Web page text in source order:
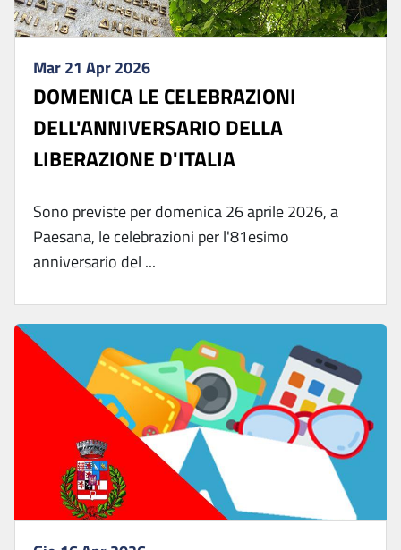
Mar 21 Apr 2026
DOMENICA LE CELEBRAZIONI
DELL'ANNIVERSARIO DELLA
LIBERAZIONE D'ITALIA
Sono previste per domenica 26 aprile 2026, a
Paesana, le celebrazioni per l'81esimo
anniversario del ...